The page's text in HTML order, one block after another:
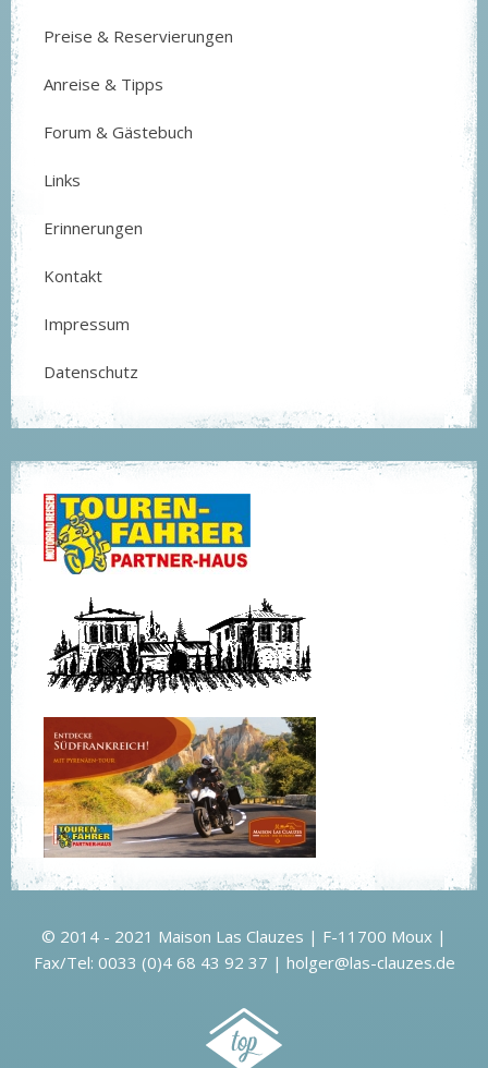
Preise & Reservierungen
Anreise & Tipps
Forum & Gästebuch
Links
Erinnerungen
Kontakt
Impressum
Datenschutz
© 2014 - 2021 Maison Las Clauzes | F-11700 Moux |
Fax/Tel: 0033 (0)4 68 43 92 37 | holger@las-clauzes.de